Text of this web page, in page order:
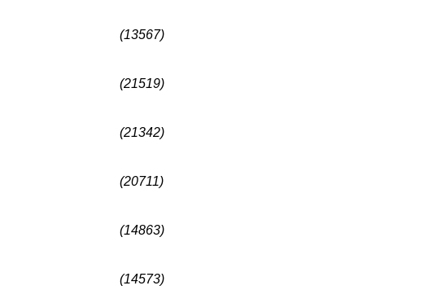
(13567)
(21519)
(21342)
(20711)
(14863)
(14573)